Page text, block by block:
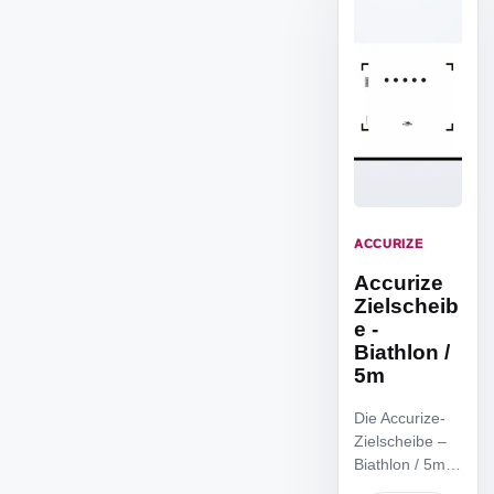
ACCURIZE
Accurize
Zielscheib
e -
Biathlon /
5m
Die Accurize-
Zielscheibe –
Biathlon / 5m